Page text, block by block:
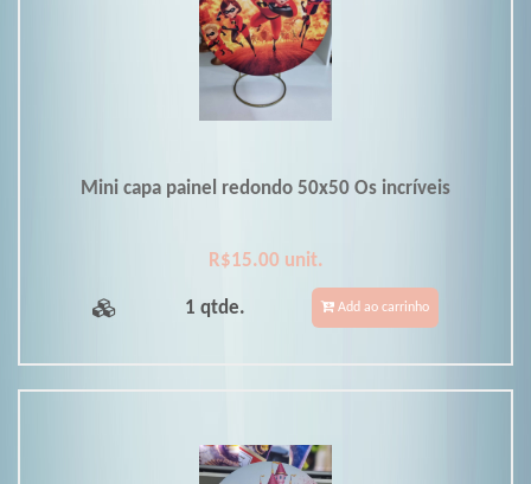
Mini capa painel redondo 50x50 Os incríveis
R$15.00 unit.
1 qtde. Add ao carrinho